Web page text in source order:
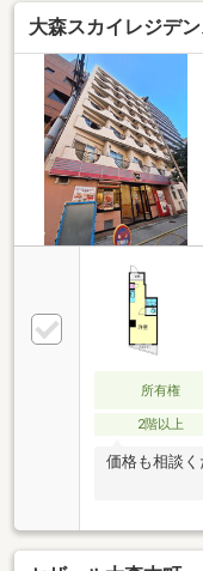
大森スカイレジデ
所有権
2階以上
価格も相談く